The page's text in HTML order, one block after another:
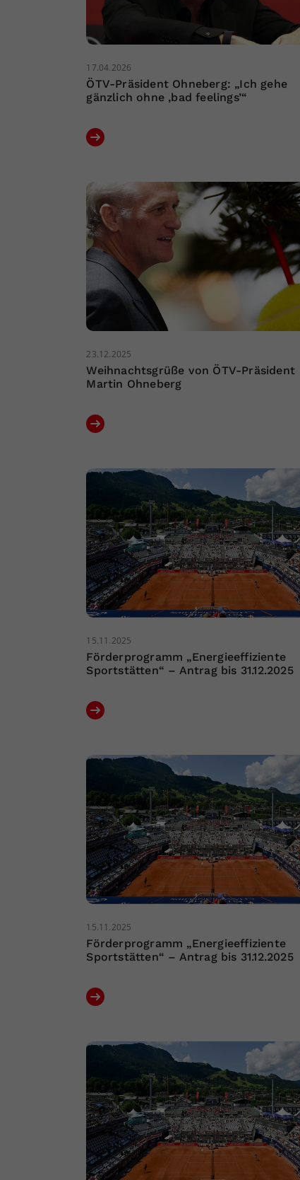
17.04.2026
ÖTV-Präsident Ohneberg: „Ich gehe
gänzlich ohne ‚bad feelings’“
23.12.2025
Weihnachtsgrüße von ÖTV-Präsident
Martin Ohneberg
15.11.2025
Förderprogramm „Energieeffiziente
Sportstätten“ – Antrag bis 31.12.2025
15.11.2025
Förderprogramm „Energieeffiziente
Sportstätten“ – Antrag bis 31.12.2025